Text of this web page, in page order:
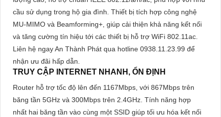
cầu sử dụng trong hộ gia đình. Thiết bị tích hợp công nghệ
MU-MIMO và Beamforming+, giúp cải thiện khả năng kết nối
và tăng cường tín hiệu tới các thiết bị hỗ trợ WiFi 802.11ac.
Liên hệ ngay An Thành Phát qua hotline 0938.11.23.99 để
nhận ưu đãi hấp dẫn.
TRUY CẬP INTERNET NHANH, ỔN ĐỊNH
Router hỗ trợ tốc độ lên đến 1167Mbps, với 867Mbps trên
băng tần 5GHz và 300Mbps trên 2.4GHz. Tính năng hợp
nhất hai băng tần vào cùng một SSID giúp tối ưu hóa kết nối